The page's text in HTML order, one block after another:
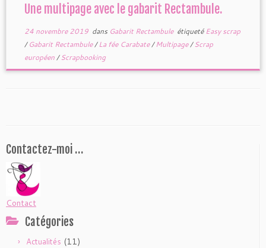
Une multipage avec le gabarit Rectambule.
24 novembre 2019dans Gabarit Rectambule étiqueté Easy scrap
/Gabarit Rectambule/La fée Carabate/Multipage/Scrap
européen/Scrapbooking
Contactez-moi …
Contact
Catégories
Actualités (11)